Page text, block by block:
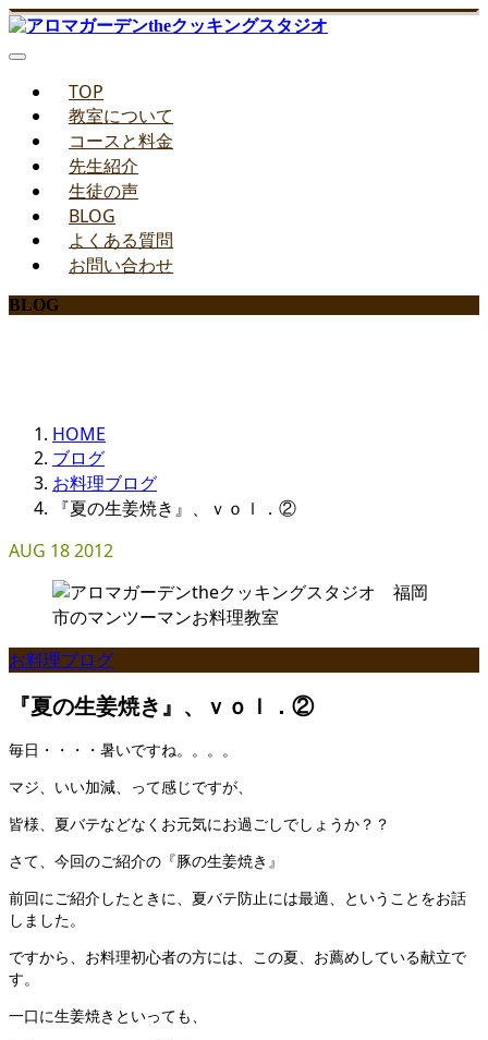
TOP
教室について
コースと料金
先生紹介
生徒の声
BLOG
よくある質問
お問い合わせ
BLOG
HOME
ブログ
お料理ブログ
『夏の生姜焼き』、ｖｏｌ．②
AUG 182012
お料理ブログ
『夏の生姜焼き』、ｖｏｌ．②
毎日・・・・暑いですね。。。。
マジ、いい加減、って感じですが、
皆様、夏バテなどなくお元気にお過ごしでしょうか？？
さて、今回のご紹介の『豚の生姜焼き』
前回にご紹介したときに、夏バテ防止には最適、ということをお話
しました。
ですから、お料理初心者の方には、この夏、お薦めしている献立で
す。
一口に生姜焼きといっても、